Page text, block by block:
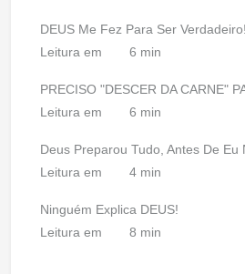
DEUS Me Fez Para Ser Verdadeiro!
Leitura em
6 min
PRECISO "DESCER DA CARNE"
Leitura em
6 min
Deus Preparou Tudo, Antes De Eu
Leitura em
4 min
Ninguém Explica DEUS!
Leitura em
8 min